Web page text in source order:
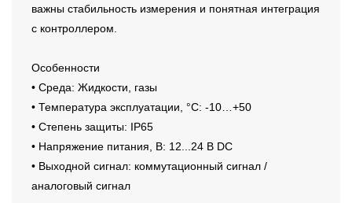
важны стабильность измерения и понятная интеграция
с контроллером.
Особенности
• Среда: Жидкости, газы
• Температура эксплуатации, °C: -10…+50
• Степень защиты: IP65
• Напряжение питания, В: 12...24 В DC
• Выходной сигнал: коммутационный сигнал /
аналоговый сигнал